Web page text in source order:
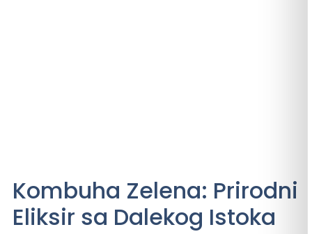
Kombuha Zelena: Prirodni
Eliksir sa Dalekog Istoka